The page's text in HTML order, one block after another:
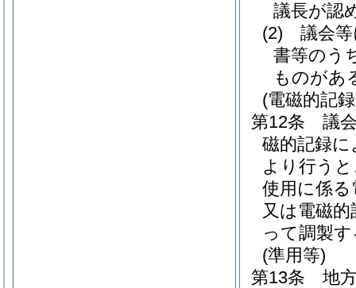
議長が認
(2)
議会
書等のう
ものがあ
(電磁的記
第12条
議
磁的記録
より行う
使用に係
又は電磁
って調製
(準用等)
第13条
地